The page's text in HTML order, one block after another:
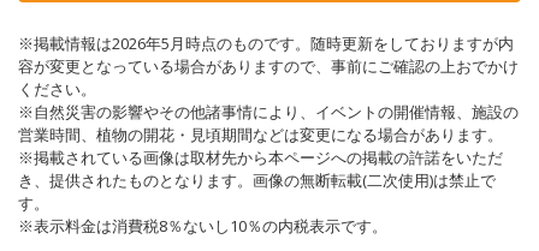
※掲載情報は2026年5月時点のものです。随時更新をしておりますが内
容が変更となっている場合がありますので、事前にご確認の上おでかけ
ください。
※自然災害の影響やその他諸事情により、イベントの開催情報、施設の
営業時間、植物の開花・見頃期間などは変更になる場合があります。
※掲載されている画像は取材先から本ページへの掲載の許諾をいただ
き、提供されたものとなります。画像の無断転載(二次使用)は禁止で
す。
※表示料金は消費税8％ないし10％の内税表示です。